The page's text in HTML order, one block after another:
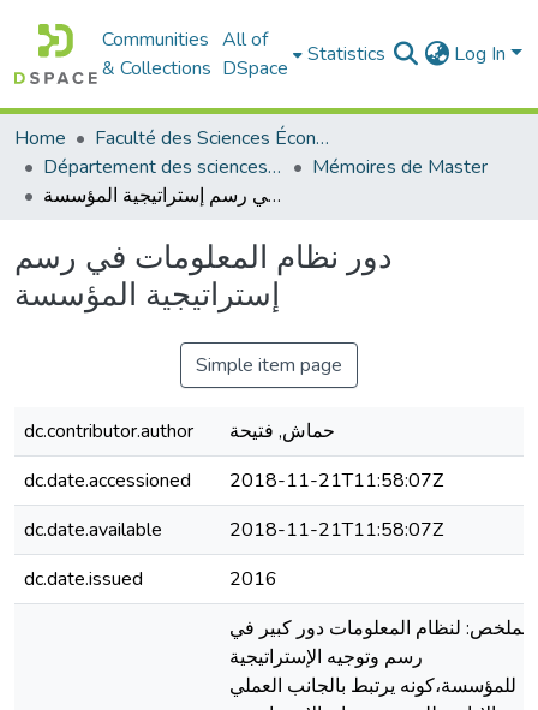
Communities
& Collections
All of
DSpace
Statistics Log In
Home
Faculté des Sciences Économiques Commerciales et des Sciences de Gestion
Département des sciences économiques
Mémoires de Master
دور نظام المعلومات في رسم إستراتيجية المؤسسة
دور نظام المعلومات في رسم
إستراتيجية المؤسسة
Simple item page
dc.contributor.author
حماش, فتيحة
dc.date.accessioned
2018-11-21T11:58:07Z
dc.date.available
2018-11-21T11:58:07Z
dc.date.issued
2016
الملخص: لنظام المعلومات دور كبير في
رسم وتوجيه الإستراتيجية
للمؤسسة،كونه يرتبط بالجانب العملي